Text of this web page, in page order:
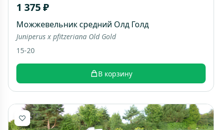
1 375 ₽
Можжевельник средний Олд Голд
Juniperus x pfitzeriana Old Gold
15-20
В корзину